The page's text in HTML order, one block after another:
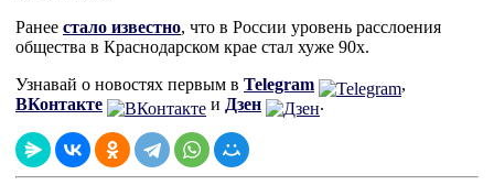
Ранее стало известно, что в России уровень расслоения
общества в Краснодарском крае стал хуже 90х.
Узнавай о новостях первым в Telegram
,
ВКонтакте
и Дзен .